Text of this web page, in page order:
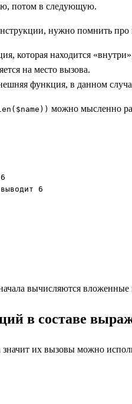
потом в следующую.
нужно помнить про
которая находится
на место вызова.
функция, в данном
можно мысленно
6
вычисляются
в составе
их вызовы можно